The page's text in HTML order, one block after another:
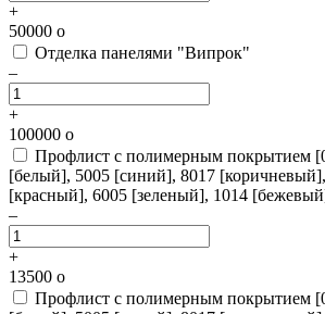
+
50000 o
Отделка панелями "Випрок"
–
+
100000 o
Профлист с полимерным покрытием
[белый], 5005 [синий], 8017
[красный], 6005 [зеленый], 1014
–
+
13500 o
Профлист с полимерным покрытием